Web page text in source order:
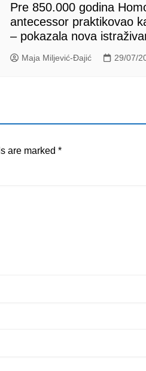
Pre 850.000 godina
antecessor praktikovao
– pokazala nova
Maja Miljević-Đajić 29/07/
are marked *